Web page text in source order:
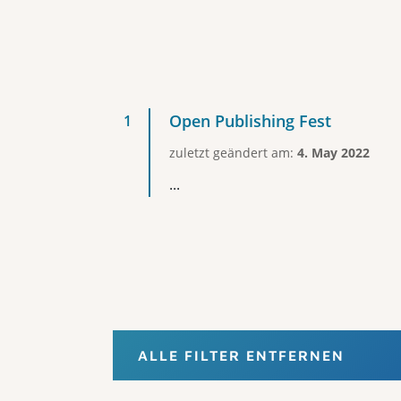
Open Publishing Fest
zuletzt geändert am: 4. May 2022
...
ALLE FILTER ENTFERNEN